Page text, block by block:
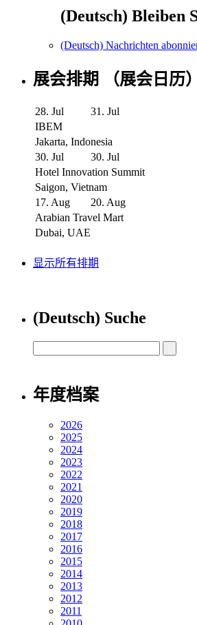
(Deutsch) Bleiben
(Deutsch) Nachrichten
展会排期 （展会日历）
28. Jul
31. Jul
IBEM
Jakarta, Indonesia
30. Jul
30. Jul
Hotel Innovation Summit
Saigon, Vietnam
17. Aug
20. Aug
Arabian Travel Mart
Dubai, UAE
显示所有排期
(Deutsch) Suche
年度档案
2026
2025
2024
2023
2022
2021
2020
2019
2018
2017
2016
2015
2014
2013
2012
2011